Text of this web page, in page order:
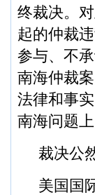
终裁决。
起的仲裁
参与、不
南海仲裁
法律和事
南海问题
裁决公
美国国